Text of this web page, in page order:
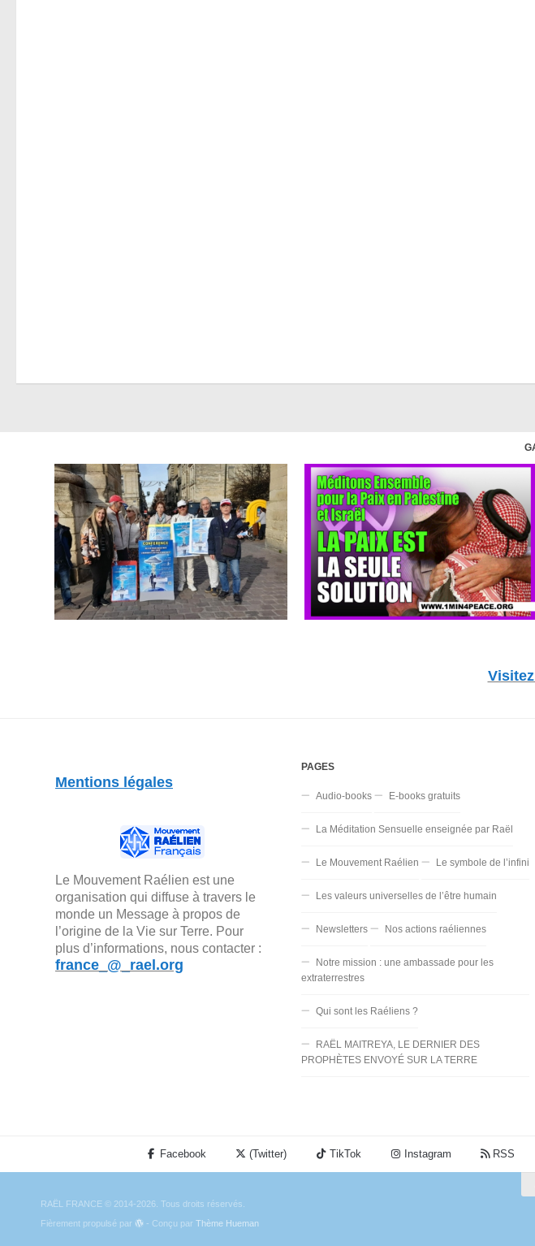
Mentions légales
Le Mouvement Raélien est une
organisation qui diffuse à travers le
monde un Message à propos de
l’origine de la Vie sur Terre. Pour
plus d’informations, nous contacter :
france_@_rael.org
PAGES
Audio-books E-books gratuits
La Méditation Sensuelle enseignée par Raël
Le Mouvement Raélien Le symbole de l’infini
Les valeurs universelles de l’être humain
Newsletters Nos actions raéliennes
Notre mission : une ambassade pour les
extraterrestres
Qui sont les Raéliens ?
RAËL MAITREYA, LE DERNIER DES
PROPHÈTES ENVOYÉ SUR LA TERRE
Facebook (Twitter) TikTok Instagram RSS
RAËL FRANCE © 2014-2026. Tous droits réservés.
Fièrement propulsé par
- Conçu par Thème Hueman